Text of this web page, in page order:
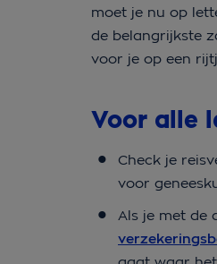
moet je nu op
de belangrijkste
voor je op een
Voor alle
Check je
voor
Als je met de